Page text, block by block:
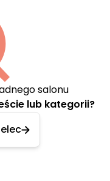
salonu
lub kategorii?